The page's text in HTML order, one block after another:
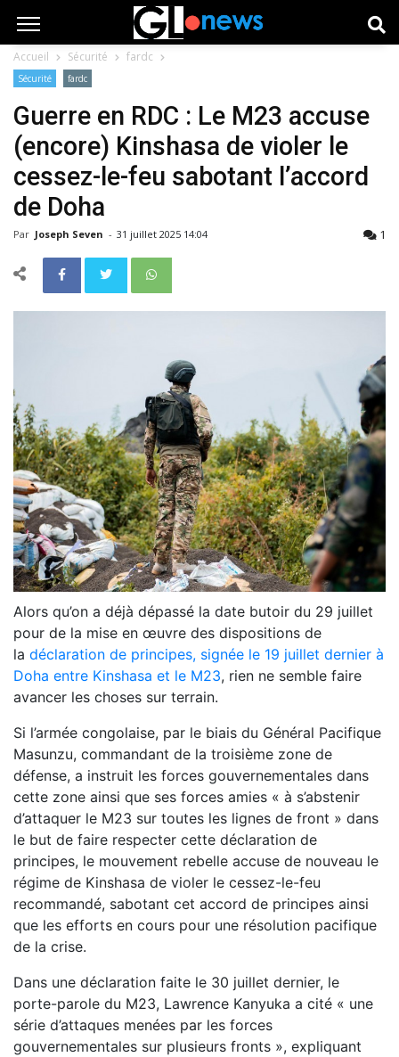
Accueil Sécurité fardc
Sécurité fardc
Guerre en RDC : Le M23 accuse
(encore) Kinshasa de violer le
cessez-le-feu sabotant l’accord
de Doha
Par Joseph Seven - 31 juillet 2025 14:04 1
Alors qu’on a déjà dépassé la date butoir du 29 juillet
pour de la mise en œuvre des dispositions de
la déclaration de principes, signée le 19 juillet dernier à
Doha entre Kinshasa et le M23, rien ne semble faire
avancer les choses sur terrain.
Si l’armée congolaise, par le biais du Général Pacifique
Masunzu, commandant de la troisième zone de
défense, a instruit les forces gouvernementales dans
cette zone ainsi que ses forces amies « à s’abstenir
d’attaquer le M23 sur toutes les lignes de front » dans
le but de faire respecter cette déclaration de
principes, le mouvement rebelle accuse de nouveau le
régime de Kinshasa de violer le cessez-le-feu
recommandé, sabotant cet accord de principes ainsi
que les efforts en cours pour une résolution pacifique
de la crise.
Dans une déclaration faite le 30 juillet dernier, le
porte-parole du M23, Lawrence Kanyuka a cité « une
série d’attaques menées par les forces
gouvernementales sur plusieurs fronts », expliquant